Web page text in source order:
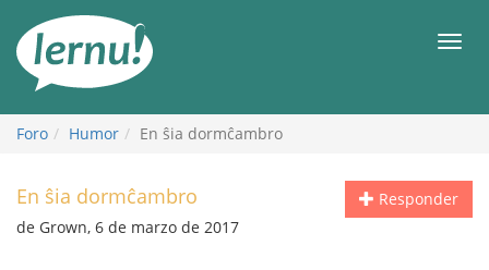
Foro Humor En ŝia dormĉambro
Responder
En ŝia dormĉambro
de Grown, 6 de marzo de 2017